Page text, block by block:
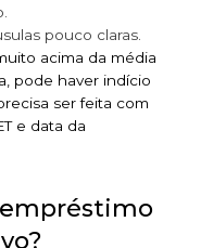
pouco claras.
acima da média
pode haver indício
ser feita com
e data da